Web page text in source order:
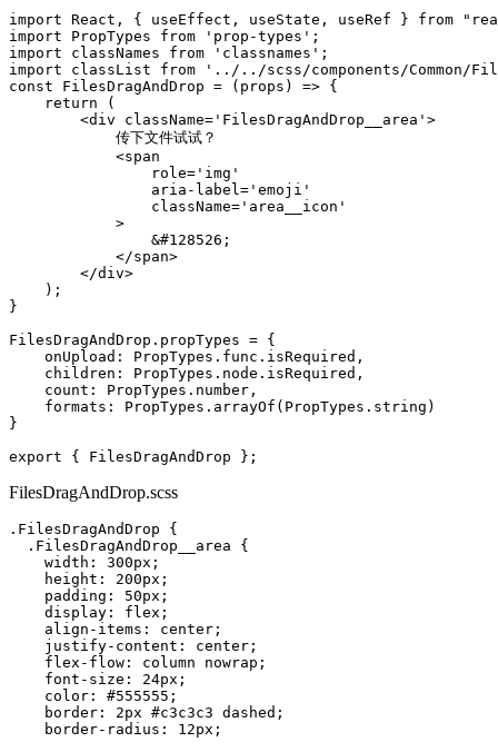
import React, { useEffect, useState, useRef } from
import PropTypes from 'prop-types';
import classNames from 'classnames';
import classList from '../../scss/components/Common/
const FilesDragAndDrop = (props) => {
    return (
        <div className='FilesDragAndDrop__area'>
            传下文件试试？
            <span
                role='img'
                aria-label='emoji'
                className='area__icon'
            >
                &#128526;
            </span>
        </div>
    );
}
FilesDragAndDrop.propTypes = {
    onUpload: PropTypes.func.isRequired,
    children: PropTypes.node.isRequired,
    count: PropTypes.number,
    formats: PropTypes.arrayOf(PropTypes.string)
}
export { FilesDragAndDrop };
FilesDragAndDrop.scss
.FilesDragAndDrop {
  .FilesDragAndDrop__area {
    width: 300px;
    height: 200px;
    padding: 50px;
    display: flex;
    align-items: center;
    justify-content: center;
    flex-flow: column nowrap;
    font-size: 24px;
    color: #555555;
    border: 2px #c3c3c3 dashed;
    border-radius: 12px;